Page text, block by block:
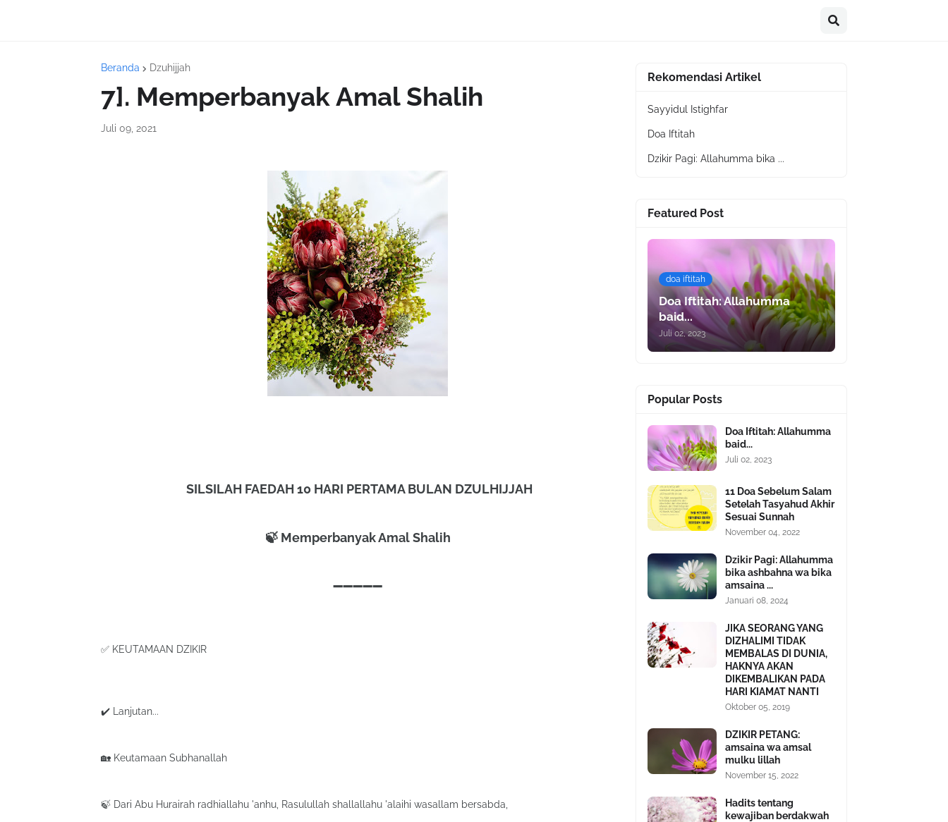
Beranda Dzuhijjah
7]. Memperbanyak Amal Shalih
Juli 09, 2021
SILSILAH FAEDAH 10 HARI PERTAMA BULAN DZULHIJJAH
🍃 Memperbanyak Amal Shalih
➖➖➖➖➖
✅ KEUTAMAAN DZIKIR
✔️ Lanjutan...
🏡 Keutamaan Subhanallah
🍃 Dari Abu Hurairah radhiallahu 'anhu, Rasulullah shallallahu 'alaihi wasallam bersabda,
Rekomendasi Artikel
Sayyidul Istighfar
Doa Iftitah
Dzikir Pagi: Allahumma bika ...
Featured Post
doa iftitah
Doa Iftitah: Allahumma
baid...
Juli 02, 2023
Popular Posts
Doa Iftitah: Allahumma
baid...
Juli 02, 2023
11 Doa Sebelum Salam
Setelah Tasyahud Akhir
Sesuai Sunnah
November 04, 2022
Dzikir Pagi: Allahumma
bika ashbahna wa bika
amsaina ...
Januari 08, 2024
JIKA SEORANG YANG
DIZHALIMI TIDAK
MEMBALAS DI DUNIA,
HAKNYA AKAN
DIKEMBALIKAN PADA
HARI KIAMAT NANTI
Oktober 05, 2019
DZIKIR PETANG:
amsaina wa amsal
mulku lillah
November 15, 2022
Hadits tentang
kewajiban berdakwah